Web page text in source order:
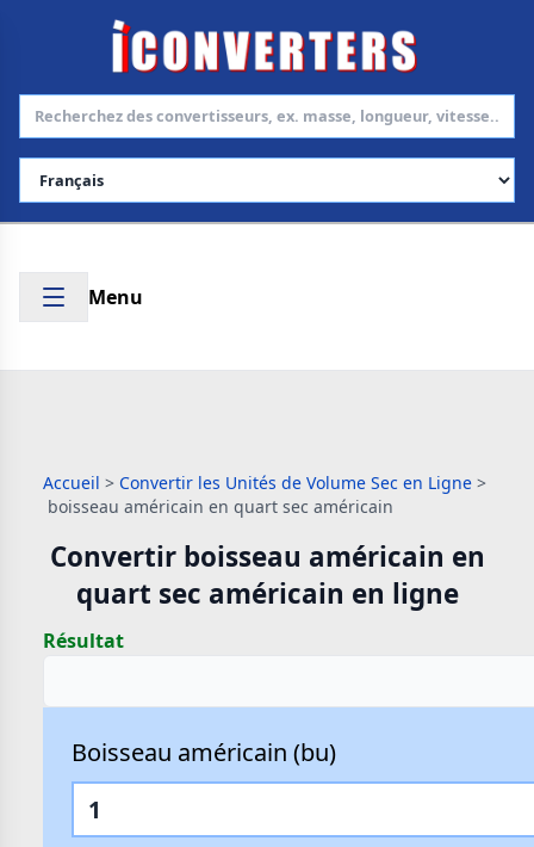
Choisir la langue
Menu
Accueil > Convertir les Unités de Volume Sec en Ligne >
boisseau américain en quart sec américain
Convertir boisseau américain en
quart sec américain en ligne
Résultat
Boisseau américain (bu)